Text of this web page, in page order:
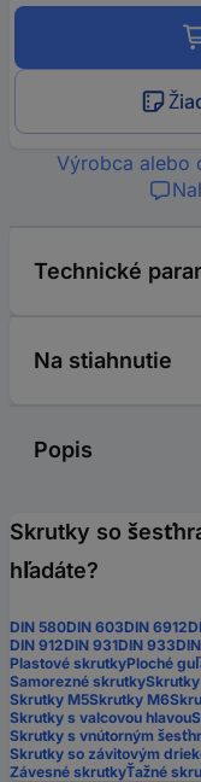
Výrobca alebo
Technické
Na stiahnutie
Popis
Skrutky so
hľadáte?
DIN 580DIN 603DIN 6912
DIN 912DIN 931DIN 933
Plastové skrutkyPloché
Samorezné skrutky
Skrutky M5Skrutky M6
Skrutky s valcovou hlavou
Skrutky s vnútorným
Skrutky so závitovým
Závesné skrutkyŤažné